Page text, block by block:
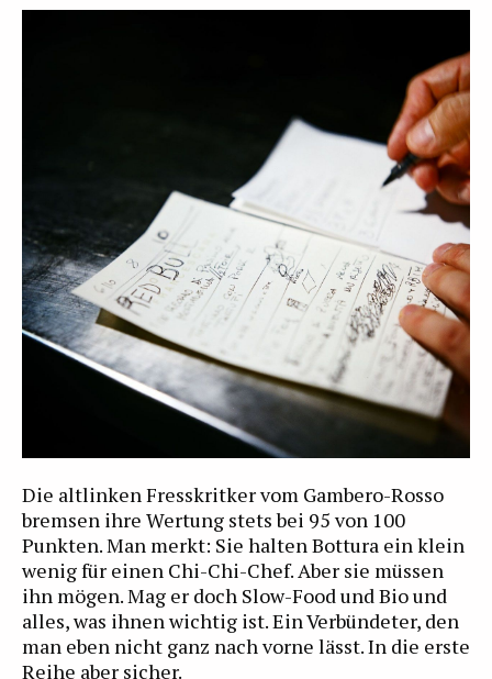
Die altlinken Fresskritker vom Gambero-Rosso
bremsen ihre Wertung stets bei 95 von 100
Punkten. Man merkt: Sie halten Bottura ein klein
wenig für einen Chi-Chi-Chef. Aber sie müssen
ihn mögen. Mag er doch Slow-Food und Bio und
alles, was ihnen wichtig ist. Ein Verbündeter, den
man eben nicht ganz nach vorne lässt. In die erste
Reihe aber sicher.